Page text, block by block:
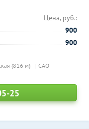
(816 м) САО
Цена, руб.:
900
900
25